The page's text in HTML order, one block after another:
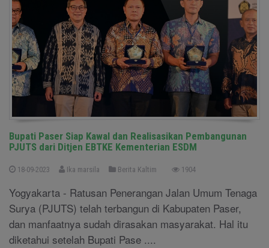
Bupati Paser Siap Kawal dan Realisasikan Pembangunan
PJUTS dari Ditjen EBTKE Kementerian ESDM
18-09-2023 Ika marsila Berita Kaltim 1904
Yogyakarta - Ratusan Penerangan Jalan Umum Tenaga
Surya (PJUTS) telah terbangun di Kabupaten Paser,
dan manfaatnya sudah dirasakan masyarakat. Hal itu
diketahui setelah Bupati Pase ....